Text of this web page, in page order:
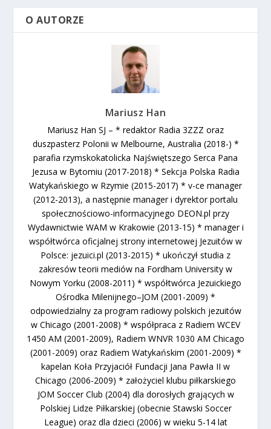
O AUTORZE
Mariusz Han
Mariusz Han SJ – * redaktor Radia 3ZZZ oraz
duszpasterz Polonii w Melbourne, Australia (2018-) *
parafia rzymskokatolicka Najświętszego Serca Pana
Jezusa w Bytomiu (2017-2018) * Sekcja Polska Radia
Watykańskiego w Rzymie (2015-2017) * v-ce manager
(2012-2013), a następnie manager i dyrektor portalu
społecznościowo-informacyjnego DEON.pl przy
Wydawnictwie WAM w Krakowie (2013-15) * manager i
współtwórca oficjalnej strony internetowej Jezuitów w
Polsce: jezuici.pl (2013-2015) * ukończył studia z
zakresów teorii mediów na Fordham University w
Nowym Yorku (2008-2011) * współtwórca Jezuickiego
Ośrodka Milenijnego–JOM (2001-2009) *
odpowiedzialny za program radiowy polskich jezuitów
w Chicago (2001-2008) * współpraca z Radiem WCEV
1450 AM (2001-2009), Radiem WNVR 1030 AM Chicago
(2001-2009) oraz Radiem Watykańskim (2001-2009) *
kapelan Koła Przyjaciół Fundacji Jana Pawła II w
Chicago (2006-2009) * założyciel klubu piłkarskiego
JOM Soccer Club (2004) dla dorosłych grających w
Polskiej Lidze Piłkarskiej (obecnie Stawski Soccer
League) oraz dla dzieci (2006) w wieku 5-14 lat